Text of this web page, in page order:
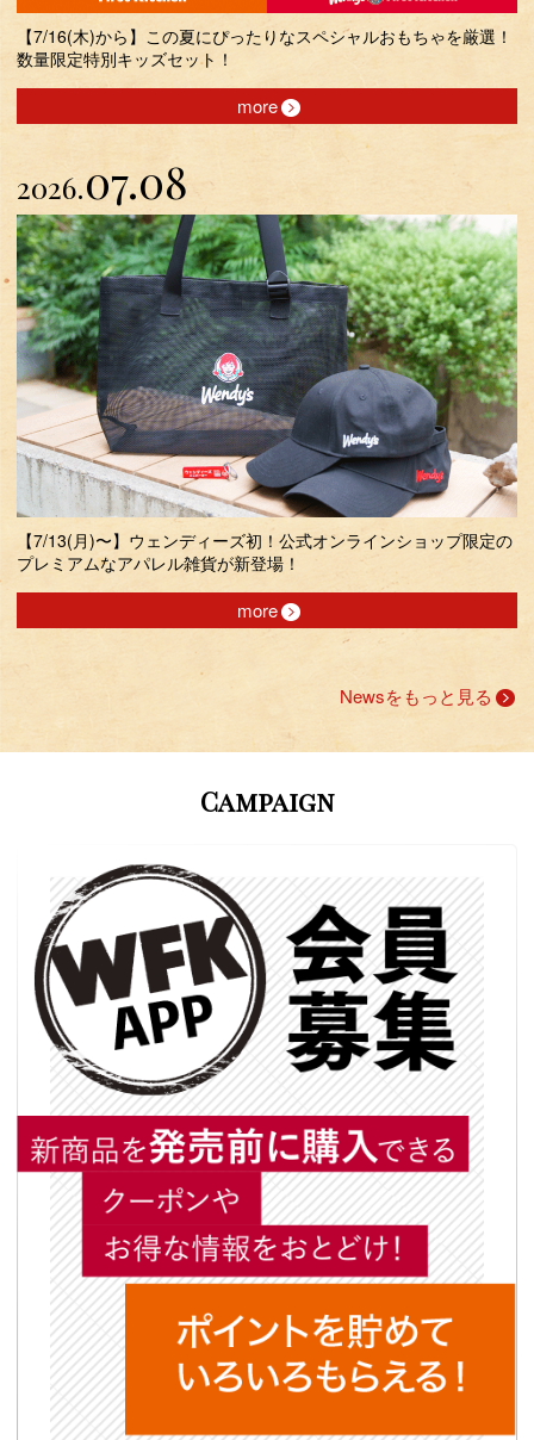
【7/16(木)から】この夏にぴったりなスペシャルおもちゃを厳選！
数量限定特別キッズセット！
more
2026.07.08
【7/13(月)〜】ウェンディーズ初！公式オンラインショップ限定の
プレミアムなアパレル雑貨が新登場！
more
Newsをもっと見る
Campaign